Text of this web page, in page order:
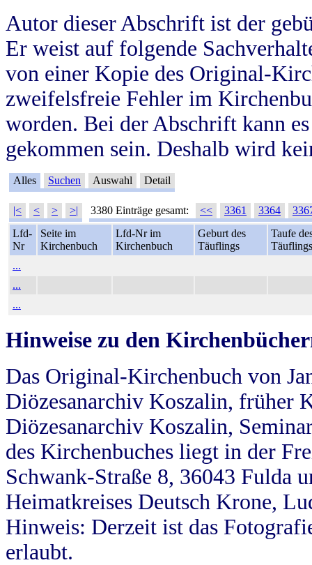
Autor dieser Abschrift ist der
Er weist auf folgende
von einer Kopie des Original-
zweifelsfreie Fehler im
worden. Bei der Abschrift kann
gekommen sein. Deshalb wird
Alles Suchen Auswahl Detail
|< < > >| 3380 Einträge gesamt: << 3361 3364
Lfd-
Nr
Seite im
Kirchenbuch
Lfd-Nr im
Kirchenbuch
Geburt des
Täuflings
Taufe
Täuflings
...
...
...
Hinweise zu den
Das Original-Kirchenbuch von
Diözesanarchiv Koszalin, früher
Diözesanarchiv Koszalin,
des Kirchenbuches liegt in der
Schwank-Straße 8, 36043 Fulda
Heimatkreises Deutsch Krone,
Hinweis: Derzeit ist das
erlaubt.